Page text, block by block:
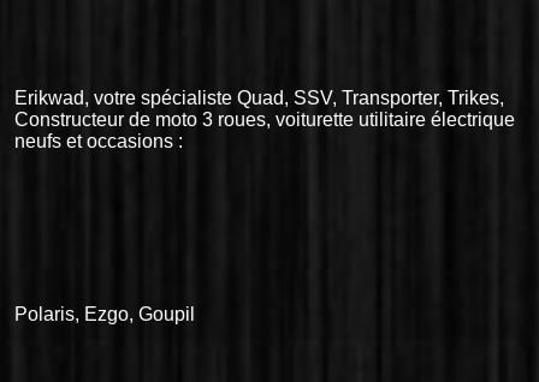
Erikwad, votre spécialiste Quad, SSV, Transporter, Trikes,
Constructeur de moto 3 roues, voiturette utilitaire électrique
neufs et occasions :
Polaris, Ezgo, Goupil